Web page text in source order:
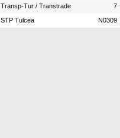
Transp-Tur / Transtrade 7
STP Tulcea N0309